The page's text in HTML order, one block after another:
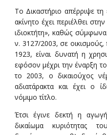
Το Δικαστήριο απέρριψε
ακίνητο έχει περιέλθει
ιδιοκτήτη», καθώς
ν. 3127/2003, σε
1923, είναι δυνατή η
εφόσον μέχρι την έναρξη
το 2003, ο δικαιούχος
αδιατάρακτα και έχει ο
νόμιμο τίτλο.
Έτσι έγινε δεκτή η
δικαίωμα κυριότητας